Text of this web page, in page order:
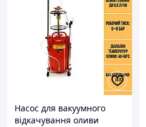
Насос для вакуумного
відкачування оливи